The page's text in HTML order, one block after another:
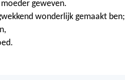
geweven.
wonderlijk gemaakt ben;